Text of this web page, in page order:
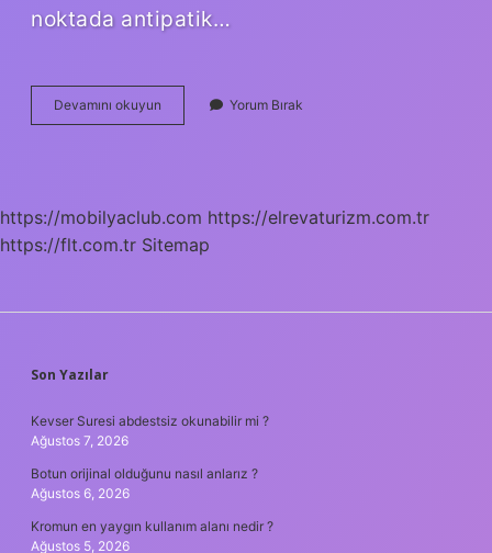
noktada antipatik…
Devamını okuyun Antipatikin
Türkçe
Yorum Bırak
https://mobilyaclub.com https://elrevaturizm.com.tr
https://flt.com.tr Sitemap
SIDEBAR
Son Yazılar
Kevser Suresi abdestsiz okunabilir mi ?
Ağustos 7, 2026
Botun orijinal olduğunu nasıl anlarız ?
Ağustos 6, 2026
Kromun en yaygın kullanım alanı nedir ?
Ağustos 5, 2026